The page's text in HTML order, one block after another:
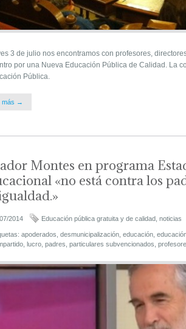
3 de julio nos encontramos con profesores,
por una Nueva Educación Pública de Calidad. La
Pública.
más →
Montes en programa
«no está contra los
2014 Educación pública gratuita y de calidad noticias
apoderados desmunicipalización educación
lucro padres particulares subvencionados